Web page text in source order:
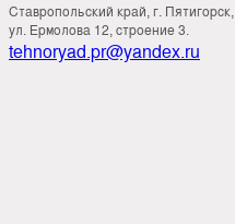
Ставропольский край, г. Пятигорск,
ул. Ермолова 12, строение 3.
tehnoryad.pr@yandex.ru